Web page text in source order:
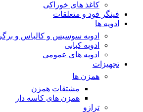
کاغذ های خوراکی
فینگر فود و متعلقات
ادویه ها
ادویه سوسیس و کالباس و برگر
ادویه کبابی
ادویه های عمومی
تجهیزات
همزن ها
مشتقات همزن
همزن های کاسه دار
ترازو